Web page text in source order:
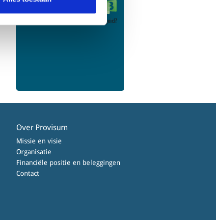
Over Provisum
Missie en visie
Organisatie
Financiële positie en beleggingen
Contact